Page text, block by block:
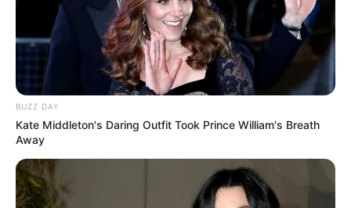
Prono V3
. Vous n’avez plus qu’à les sélectionner et
l’unique et super logiciel du Tiercé Quarté Quinté du
jour en fera la synthèse, ce qui sera peut-être le
meilleur pronostic PMU gagnant.
BUZZ DAY
Kate Middleton's Daring Outfit Took Prince William's Breath
Away